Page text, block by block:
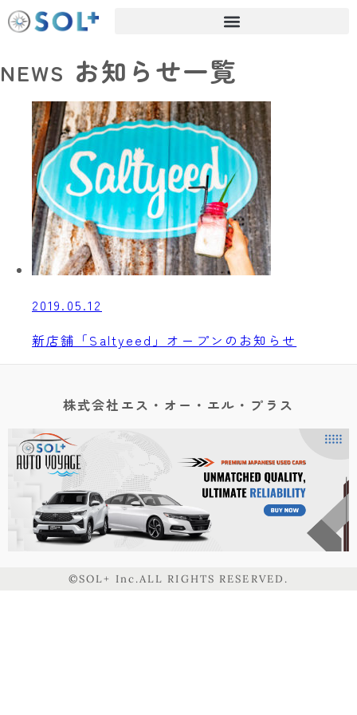
NEWS お知らせ一覧
2019.05.12
新店舗「Saltyeed」オープンのお知らせ
株式会社エス・オー・エル・プラス
©SOL+ Inc.ALL RIGHTS RESERVED.